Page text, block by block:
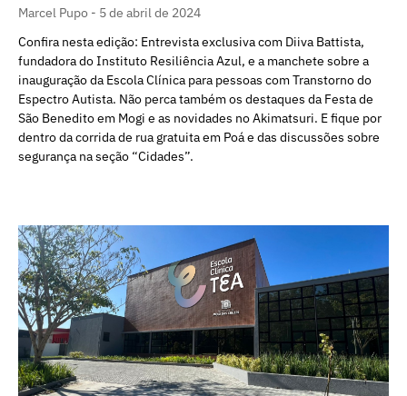
Marcel Pupo
5 de abril de 2024
Confira nesta edição: Entrevista exclusiva com Diiva Battista,
fundadora do Instituto Resiliência Azul, e a manchete sobre a
inauguração da Escola Clínica para pessoas com Transtorno do
Espectro Autista. Não perca também os destaques da Festa de
São Benedito em Mogi e as novidades no Akimatsuri. E fique por
dentro da corrida de rua gratuita em Poá e das discussões sobre
segurança na seção “Cidades”.